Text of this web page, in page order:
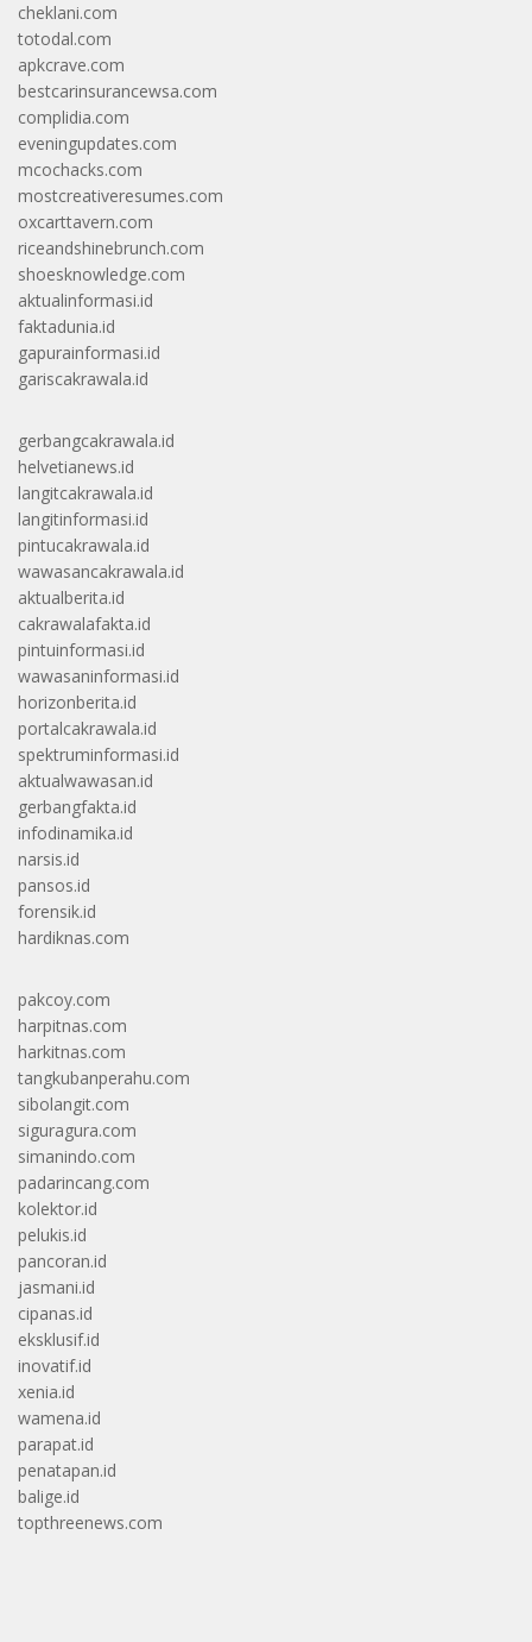
cheklani.com
totodal.com
apkcrave.com
bestcarinsurancewsa.com
complidia.com
eveningupdates.com
mcochacks.com
mostcreativeresumes.com
oxcarttavern.com
riceandshinebrunch.com
shoesknowledge.com
aktualinformasi.id
faktadunia.id
gapurainformasi.id
gariscakrawala.id
gerbangcakrawala.id
helvetianews.id
langitcakrawala.id
langitinformasi.id
pintucakrawala.id
wawasancakrawala.id
aktualberita.id
cakrawalafakta.id
pintuinformasi.id
wawasaninformasi.id
horizonberita.id
portalcakrawala.id
spektruminformasi.id
aktualwawasan.id
gerbangfakta.id
infodinamika.id
narsis.id
pansos.id
forensik.id
hardiknas.com
pakcoy.com
harpitnas.com
harkitnas.com
tangkubanperahu.com
sibolangit.com
siguragura.com
simanindo.com
padarincang.com
kolektor.id
pelukis.id
pancoran.id
jasmani.id
cipanas.id
eksklusif.id
inovatif.id
xenia.id
wamena.id
parapat.id
penatapan.id
balige.id
topthreenews.com